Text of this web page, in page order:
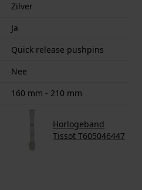
Zilver
Ja
Quick release pushpins
Nee
160 mm - 210 mm
Horlogeband
Tissot T605046447